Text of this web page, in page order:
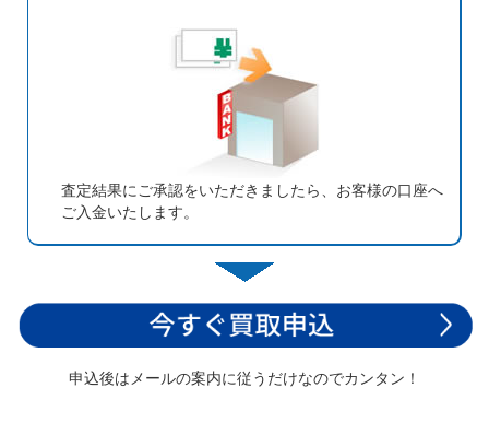
査定結果にご承認をいただきましたら、お客様の口座へ
ご入金いたします。
申込後はメールの案内に従うだけなのでカンタン！